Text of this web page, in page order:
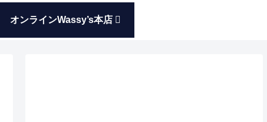
オンラインWassy’s本店